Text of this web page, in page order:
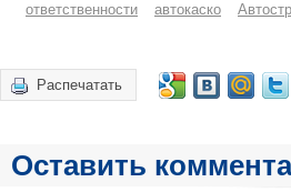
ответственности
автокаско
Распечатать
Оставить